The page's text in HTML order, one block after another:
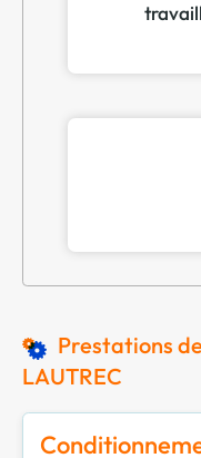
Prestations
LAUTREC